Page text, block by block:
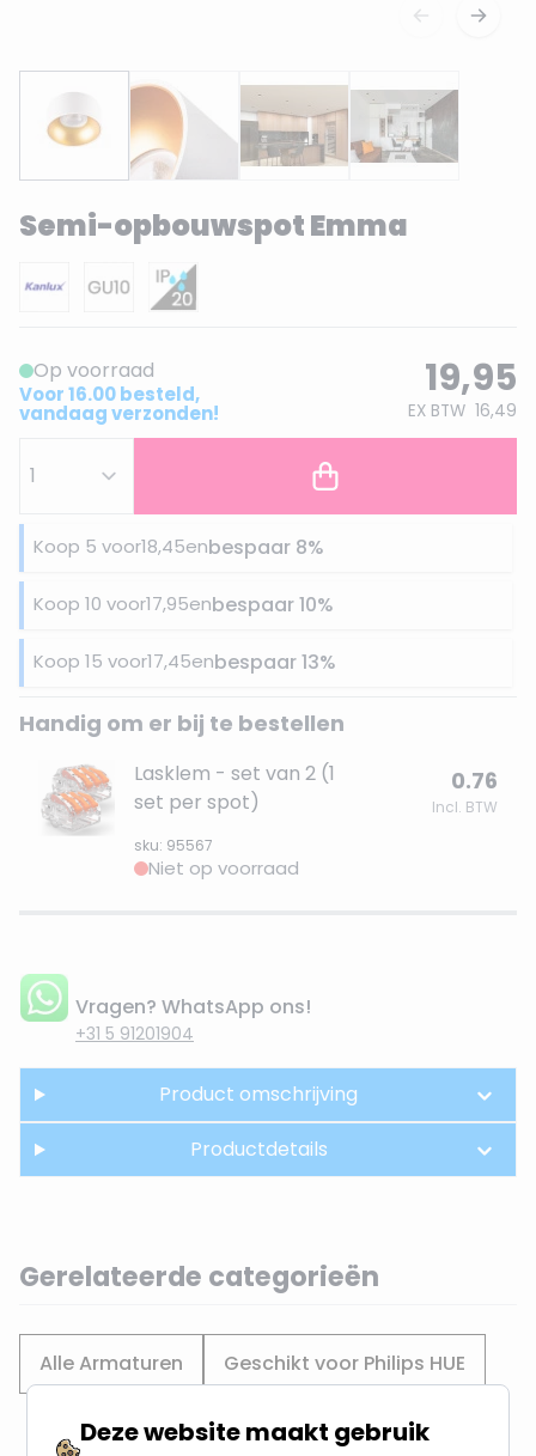
Semi-opbouwspot Emma
Op voorraad
Voor 16.00 besteld,
vandaag verzonden!
19,95
EX BTW 16,49
Koop 5 voor18,45enbespaar 8%
Koop 10 voor17,95enbespaar10%
Koop 15 voor17,45enbespaar13%
Handig om er bij te bestellen
Lasklem - set van 2 (1
set per spot)
sku: 95567
0.76
Incl. BTW
Niet op voorraad
Vragen? WhatsApp ons!
+31 5 91201904
Product omschrijving
Productdetails
Gerelateerde categorieën
Alle Armaturen Geschikt voor Philips HUE
Deze website maakt gebruik